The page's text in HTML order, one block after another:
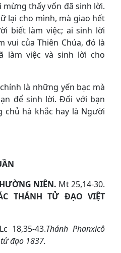
thấy vốn đã sinh lời.
lại cho mình, mà giao hết
biết làm việc; ai sinh lời
vui của Thiên Chúa, đó là
làm việc và sinh lời cho
là những yến bạc mà
để sinh lời. Đối với bạn
chủ hà khắc hay là Người
ẦN
NIÊN. Mt 25,14-30.
THÁNH TỬ ĐẠO VIỆT
43.Thánh Phanxicô
đạo 1837.